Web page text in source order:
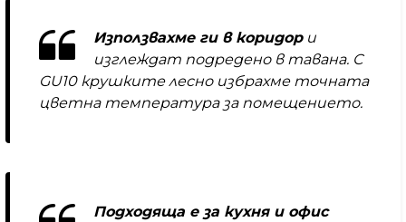
Използвахме ги в коридори
изглеждат подредено в тавана. С
GU10 крушките лесно избрахме точната
цветна температура за помещението.
Подходяща е за кухня и офис